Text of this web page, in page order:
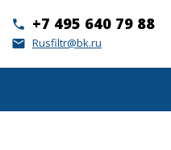
phone +7 495 640 79 88
email Rusfiltr@bk.ru